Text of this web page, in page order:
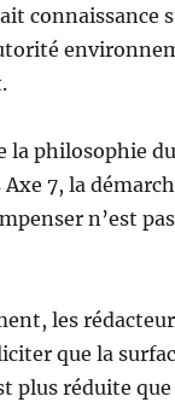
connaissance
la philosophie
7, la
n’est
les
que la
plus réduite